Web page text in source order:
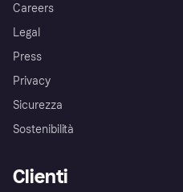
Careers
Legal
Press
Privacy
Sicurezza
Sostenibilità
Clienti